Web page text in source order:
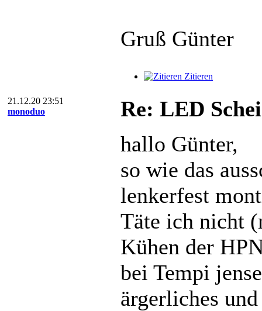
Gruß Günter
Zitieren
21.12.20 23:51
monoduo
Re: LED
hallo Günter,
so wie das
lenkerfest
Täte ich nicht
Kühen der
bei Tempi
ärgerliches